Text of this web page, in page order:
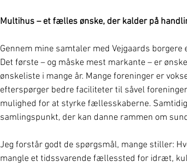
Multihus – et fælles ønske, der kalder på
Gennem mine samtaler med Vejgaards
Det første – og måske mest markante – er
ønskeliste i mange år. Mange foreninger er
efterspørger bedre faciliteter til såvel
mulighed for at styrke fællesskaberne.
samlingspunkt, der kan danne rammen om
Jeg forstår godt de spørgsmål, mange stiller:
mangle et tidssvarende fællessted for idræt,